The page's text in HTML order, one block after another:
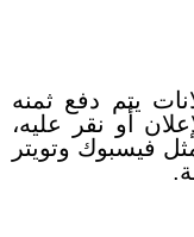
يتم دفع ثمنه
أو نقر عليه،
فيسبوك وتويتر